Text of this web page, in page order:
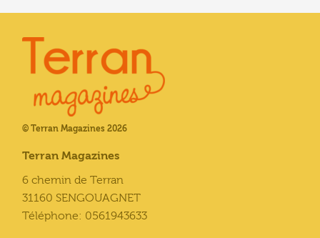
© Terran Magazines 2026
Terran Magazines
6 chemin de Terran
31160 SENGOUAGNET
Téléphone: 0561943633